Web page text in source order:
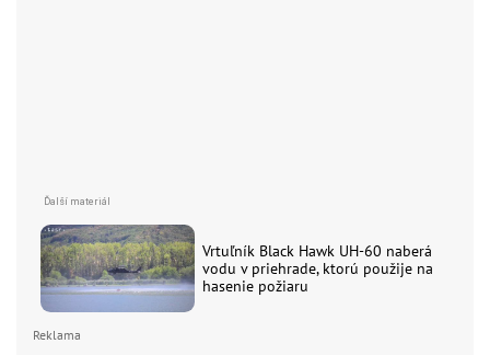
Vrtuľník Black Hawk UH-60 naberá
vodu v priehrade, ktorú použije na
hasenie požiaru
Reklama